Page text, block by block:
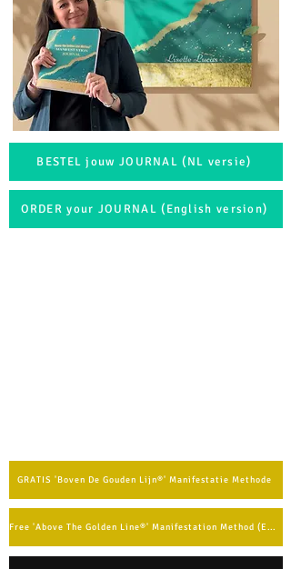
BESTEL jouw JOURNAL (NL versie)
ORDER your JOURNAL (English version)
GRATIS 'Boven De Gouden Lijn®' Manifestatie Methode
Free 'Above The Golden Line®' Manifestation Method (English)